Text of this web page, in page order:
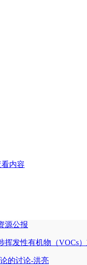
内容
源公报
发性有机物（VOCs
的讨论-洪亮